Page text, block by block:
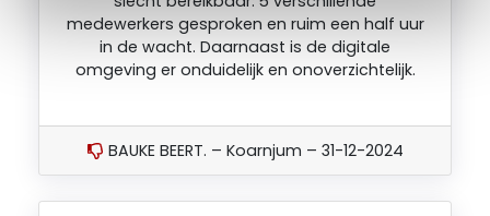
medewerkers gesproken en ruim een half uur
in de wacht. Daarnaast is de digitale
omgeving er onduidelijk en onoverzichtelijk.
BAUKE BEERT. – Koarnjum – 31-12-2024